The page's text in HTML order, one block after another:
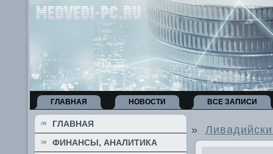
ГЛАВНАЯ НОВОСТИ ВСЕ ЗАПИСИ
ГЛАВНАЯ
ФИНАНСЫ, АНАЛИТИКА
»